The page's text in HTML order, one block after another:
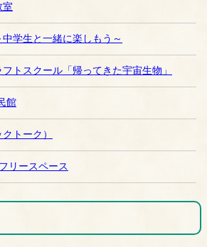
室
学生と一緒に楽しもう～
トスクール「帰ってきた宇宙生物」
館
トーク）
リースペース